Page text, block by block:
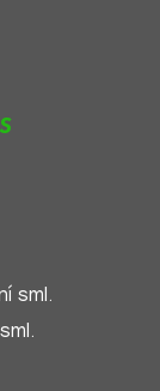
sml.